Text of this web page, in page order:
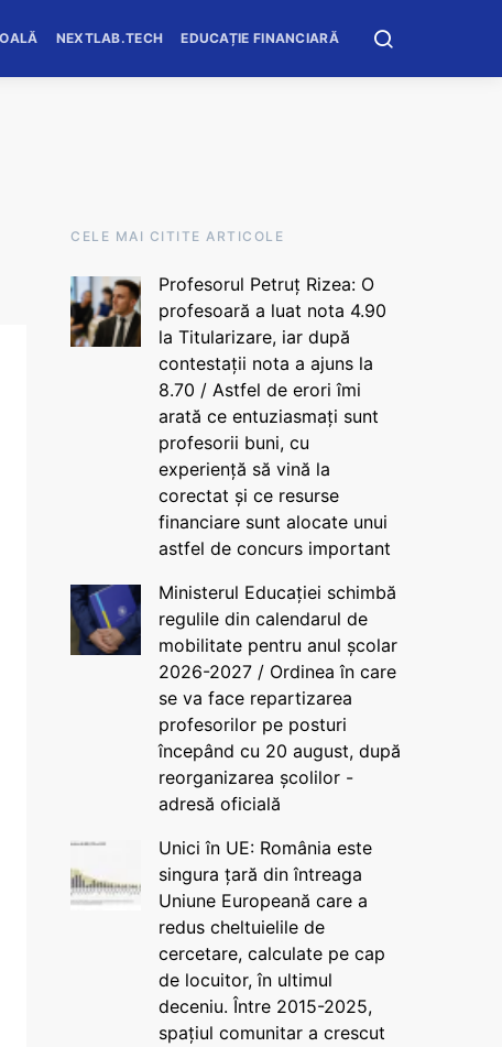
NEXTLAB.TECH EDUCAȚIE FINANCIARĂ
CELE MAI CITITE ARTICOLE
Profesorul Petruț Rizea: O
profesoară a luat nota 4.90
la Titularizare, iar după
contestații nota a ajuns la
8.70 / Astfel de erori îmi
arată ce entuziasmați sunt
profesorii buni, cu
experiență să vină la
corectat și ce resurse
financiare sunt alocate unui
astfel de concurs important
Ministerul Educației schimbă
regulile din calendarul de
mobilitate pentru anul școlar
2026-2027 / Ordinea în care
se va face repartizarea
profesorilor pe posturi
începând cu 20 august, după
reorganizarea școlilor -
adresă oficială
Unici în UE: România este
singura țară din întreaga
Uniune Europeană care a
redus cheltuielile de
cercetare, calculate pe cap
de locuitor, în ultimul
deceniu. Între 2015-2025,
spațiul comunitar a crescut